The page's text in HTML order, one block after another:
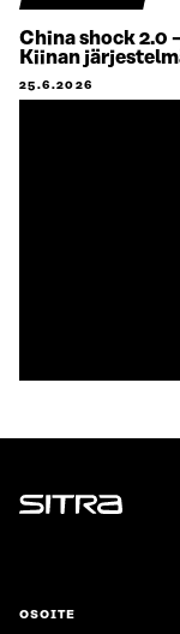
China shock 2.0
Kiinan
25.6.2026
Sitra
OSOITE